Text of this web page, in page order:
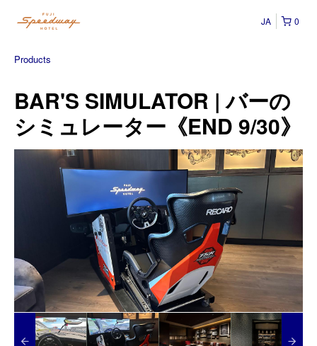
0
JA
Products
BAR'S SIMULATOR | バーの
シミュレーター《END 9/30》